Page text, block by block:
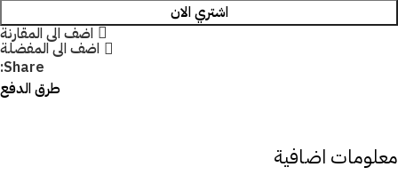
اشتري الان
اضف الى المقارنة
اضف الى المفضلة
Share:
طرق الدفع
معلومات اضافية